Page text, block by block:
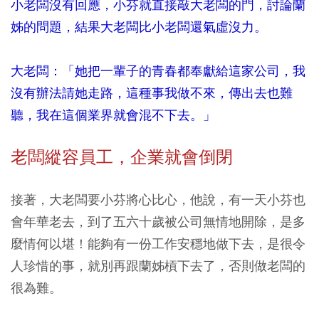
小老闆沒有回應，小芬就直接敲大老闆的門，討論蘭
姊的問題，結果大老闆比小老闆還氣虛沒力。
大老闆：「她把一輩子的青春都奉獻給這家公司，我
沒有辦法請她走路，這種事我做不來，傳出去也難
聽，我在這個業界就會混不下去。」
老闆縱容員工，企業就會倒閉
接著，大老闆要小芬將心比心，他說，有一天小芬也
會年華老去，到了五六十歲被公司無情地開除，是多
麼情何以堪！能夠有一份工作安穩地做下去，是很令
人珍惜的事，就別再跟蘭姊槓下去了，否則做老闆的
很為難。